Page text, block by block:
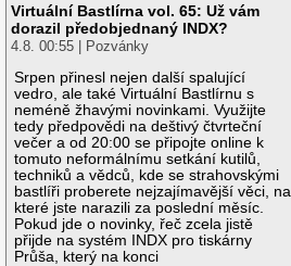
Virtuální Bastlírna vol. 65: Už vám
dorazil předobjednaný INDX?
4.8. 00:55 | Pozvánky
Srpen přinesl nejen další spalující
vedro, ale také Virtuální Bastlírnu s
neméně žhavými novinkami. Využijte
tedy předpovědi na deštivý čtvrteční
večer a od 20:00 se připojte online k
tomuto neformálnímu setkání kutilů,
techniků a vědců, kde se strahovskými
bastlíři proberete nejzajímavější věci, na
které jste narazili za poslední měsíc.
Pokud jde o novinky, řeč zcela jistě
přijde na systém INDX pro tiskárny
Průša, který na konci